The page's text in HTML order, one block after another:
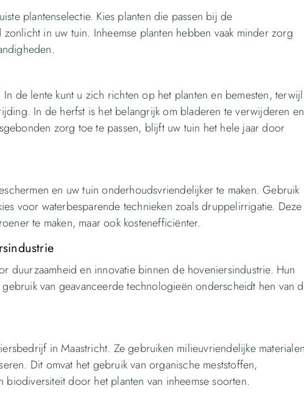
plantenselectie. Kies planten die passen bij de
in uw tuin. Inheemse planten hebben vaak minder zorg
de lente kunt u zich richten op het planten en bemesten,
In de herfst is het belangrijk om bladeren te verwijderen
zorg toe te passen, blijft uw tuin het hele jaar door
en uw tuin onderhoudsvriendelijker te maken. Gebruik
voor waterbesparende technieken zoals druppelirrigatie. Deze
te maken, maar ook kostenefficiënter.
duurzaamheid en innovatie binnen de hoveniersindustrie. Hun
van geavanceerde technologieën onderscheidt hen van
in Maastricht. Ze gebruiken milieuvriendelijke
Dit omvat het gebruik van organische meststoffen,
biodiversiteit door het planten van inheemse soorten.